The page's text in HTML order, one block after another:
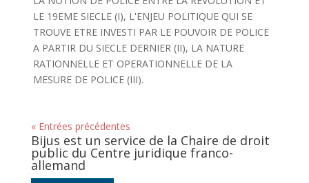
LE 19EME SIECLE (I), L'ENJEU POLITIQUE QUI SE
TROUVE ETRE INVESTI PAR LE POUVOIR DE POLICE
A PARTIR DU SIECLE DERNIER (II), LA NATURE
RATIONNELLE ET OPERATIONNELLE DE LA
MESURE DE POLICE (III).
« Entrées précédentes
Bijus est un service de la Chaire de droit
public du Centre juridique franco-
allemand